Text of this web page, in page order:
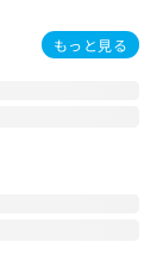
もっと見る